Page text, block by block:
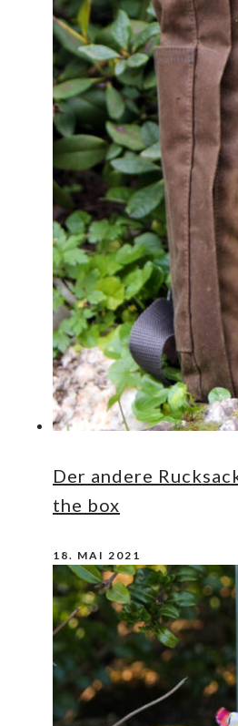
Der andere
the box
18. MAI 2021